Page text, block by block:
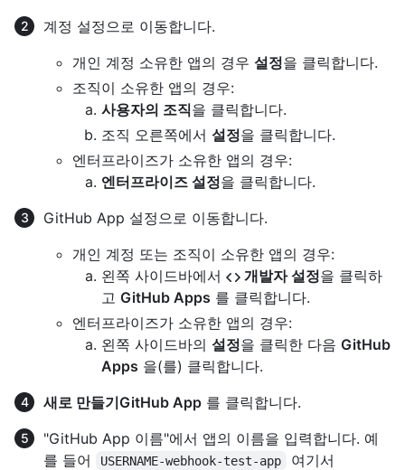
계정 설정으로 이동합니다.
개인 계정 소유한 앱의 경우 설정을 클릭합니다.
조직이 소유한 앱의 경우:
사용자의 조직을 클릭합니다.
조직 오른쪽에서 설정을 클릭합니다.
엔터프라이즈가 소유한 앱의 경우:
엔터프라이즈 설정을 클릭합니다.
GitHub App 설정으로 이동합니다.
개인 계정 또는 조직이 소유한 앱의 경우:
왼쪽 사이드바에서
개발자 설정을 클릭하
고 GitHub Apps 를 클릭합니다.
엔터프라이즈가 소유한 앱의 경우:
왼쪽 사이드바의 설정을 클릭한 다음 GitHub
Apps 을(를) 클릭합니다.
새로 만들기GitHub App 를 클릭합니다.
"GitHub App 이름"에서 앱의 이름을 입력합니다. 예
를 들어
USERNAME-webhook-test-app 여기서